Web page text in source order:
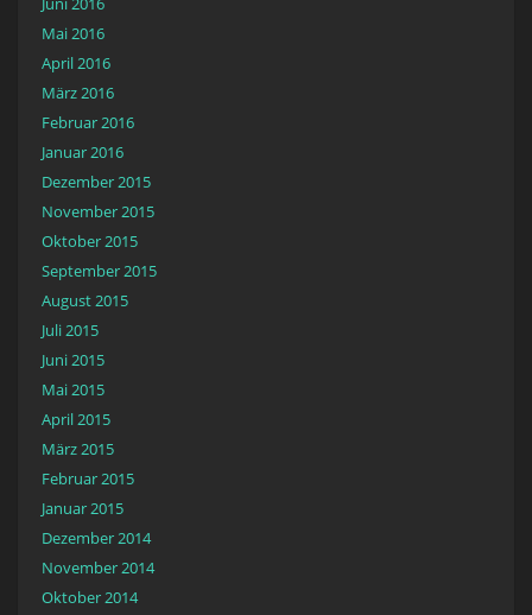
Mai 2016
April 2016
März 2016
Februar 2016
Januar 2016
Dezember 2015
November 2015
Oktober 2015
September 2015
August 2015
Juli 2015
Juni 2015
Mai 2015
April 2015
März 2015
Februar 2015
Januar 2015
Dezember 2014
November 2014
Oktober 2014